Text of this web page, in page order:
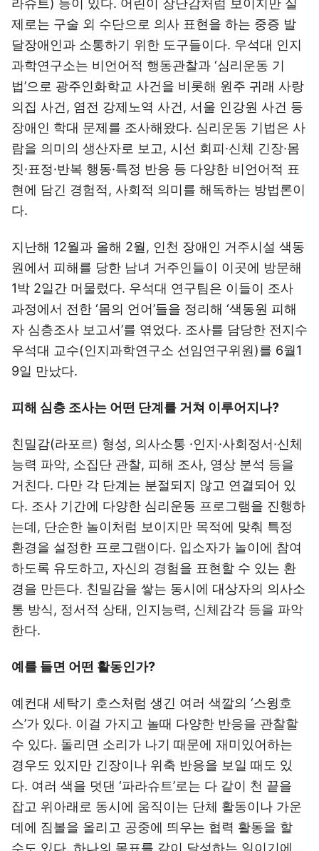
라슈트) 등이 있다. 어린이 장난감처럼 보이지만 실
제로는 구술 외 수단으로 의사 표현을 하는 중증 발
달장애인과 소통하기 위한 도구들이다. 우석대 인지
과학연구소는 비언어적 행동관찰과 ‘심리운동 기
법’으로 광주인화학교 사건을 비롯해 원주 귀래 사랑
의집 사건, 염전 강제노역 사건, 서울 인강원 사건 등
장애인 학대 문제를 조사해왔다. 심리운동 기법은 사
람을 의미의 생산자로 보고, 시선 회피·신체 긴장·몸
짓·표정·반복 행동·특정 반응 등 다양한 비언어적 표
현에 담긴 경험적, 사회적 의미를 해독하는 방법론이
다.
지난해 12월과 올해 2월, 인천 장애인 거주시설 색동
원에서 피해를 당한 남녀 거주인들이 이곳에 방문해
1박 2일간 머물렀다. 우석대 연구팀은 이들이 조사
과정에서 전한 ‘몸의 언어’들을 정리해 ‘색동원 피해
자 심층조사 보고서’를 엮었다. 조사를 담당한 전지수
우석대 교수(인지과학연구소 선임연구위원)를 6월1
9일 만났다.
피해 심층 조사는 어떤 단계를 거쳐 이루어지나?
친밀감(라포르) 형성, 의사소통 ·인지·사회정서·신체
능력 파악, 소집단 관찰, 피해 조사, 영상 분석 등을
거친다. 다만 각 단계는 분절되지 않고 연결되어 있
다. 조사 기간에 다양한 심리운동 프로그램을 진행하
는데, 단순한 놀이처럼 보이지만 목적에 맞춰 특정
환경을 설정한 프로그램이다. 입소자가 놀이에 참여
하도록 유도하고, 자신의 경험을 표현할 수 있는 환
경을 만든다. 친밀감을 쌓는 동시에 대상자의 의사소
통 방식, 정서적 상태, 인지능력, 신체감각 등을 파악
한다.
예를 들면 어떤 활동인가?
예컨대 세탁기 호스처럼 생긴 여러 색깔의 ‘스윙호
스’가 있다. 이걸 가지고 놀때 다양한 반응을 관찰할
수 있다. 돌리면 소리가 나기 때문에 재미있어하는
경우도 있지만 긴장이나 위축 반응을 보일 때도 있
다. 여러 색을 덧댄 ‘파라슈트’로는 다 같이 천 끝을
잡고 위아래로 동시에 움직이는 단체 활동이나 가운
데에 짐볼을 올리고 공중에 띄우는 협력 활동을 할
수도 있다. 하나의 목표를 같이 달성하는 일이기에